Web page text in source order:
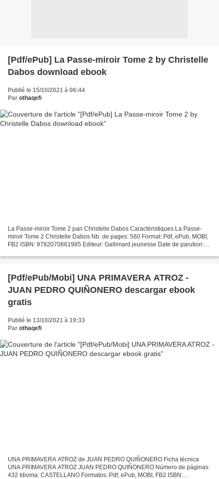
[Pdf/ePub] La Passe-miroir Tome 2 by Christelle
Dabos download ebook
Publié le 15/10/2021 à 06:44
Par othaqefi
La Passe-miroir Tome 2 pan Christelle Dabos Caractéristiques La Passe-
miroir Tome 2 Christelle Dabos Nb. de pages: 560 Format: Pdf, ePub, MOBI,
FB2 ISBN: 9782070661985 Editeur: Gallimard jeunesse Date de parution:
[Pdf/ePub/Mobi] UNA PRIMAVERA ATROZ -
JUAN PEDRO QUIÑONERO descargar ebook
gratis
Publié le 13/10/2021 à 19:33
Par othaqefi
UNA PRIMAVERA ATROZ de JUAN PEDRO QUIÑONERO Ficha técnica
UNA PRIMAVERA ATROZ JUAN PEDRO QUIÑONERO Número de páginas:
432 Idioma: CASTELLANO Formatos: Pdf, ePub, MOBI, FB2 ISBN: